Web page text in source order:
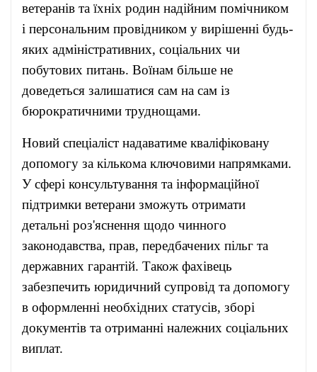
ветеранів та їхніх родин надійним помічником
і персональним провідником у вирішенні будь-
яких адміністративних, соціальних чи
побутових питань. Воїнам більше не
доведеться залишатися сам на сам із
бюрократичними труднощами.
Новий спеціаліст надаватиме кваліфіковану
допомогу за кількома ключовими напрямками.
У сфері консультування та інформаційної
підтримки ветерани зможуть отримати
детальні роз'яснення щодо чинного
законодавства, прав, передбачених пільг та
державних гарантій. Також фахівець
забезпечить юридичний супровід та допомогу
в оформленні необхідних статусів, зборі
документів та отриманні належних соціальних
виплат.